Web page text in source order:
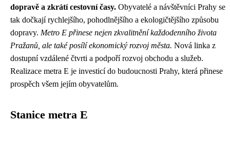
dopravě a zkrátí cestovní časy. Obyvatelé a návštěvníci Prahy se
tak dočkají rychlejšího, pohodlnějšího a ekologičtějšího způsobu
dopravy. Metro E přinese nejen zkvalitnění každodenního života
Pražanů, ale také posílí ekonomický rozvoj města. Nová linka z
dostupní vzdálené čtvrti a podpoří rozvoj obchodu a služeb.
Realizace metra E je investicí do budoucnosti Prahy, která přinese
prospěch všem jejím obyvatelům.
Stanice metra E